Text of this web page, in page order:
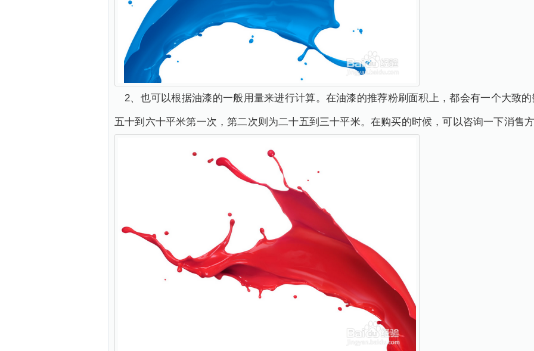
2、也可以根据油漆的一般用量来进行计算。在油漆的推荐粉刷面积上，都会有一个大致
五十到六十平米第一次，第二次则为二十五到三十平米。在购买的时候，可以咨询一下消售